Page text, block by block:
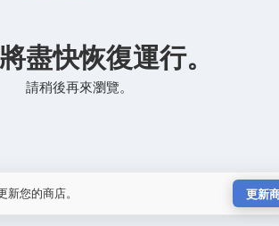
盡快恢復運行。
請稍後再來瀏覽。
您的商店。 更新